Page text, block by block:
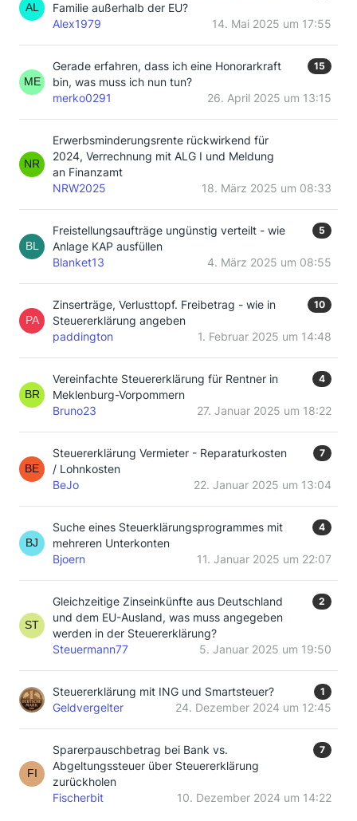
Familie außerhalb der EU?
Alex1979 14. Mai 2025 um 17:55
Gerade erfahren, dass ich eine Honorarkraft
bin, was muss ich nun tun?
15
merko0291 26. April 2025 um 13:15
Erwerbsminderungsrente rückwirkend für
2024, Verrechnung mit ALG I und Meldung
an Finanzamt
NRW2025
18. März 2025 um 08:33
Freistellungsaufträge ungünstig verteilt - wie
Anlage KAP ausfüllen
5
Blanket13 4. März 2025 um 08:55
Zinserträge, Verlusttopf. Freibetrag - wie in
Steuererklärung angeben
10
paddington 1. Februar 2025 um 14:48
Vereinfachte Steuererklärung für Rentner in
Meklenburg-Vorpommern
4
Bruno23 27. Januar 2025 um 18:22
Steuererklärung Vermieter - Reparaturkosten
/ Lohnkosten
7
BeJo 22. Januar 2025 um 13:04
Suche eines Steuerklärungsprogrammes mit
mehreren Unterkonten
4
Bjoern 11. Januar 2025 um 22:07
Gleichzeitige Zinseinkünfte aus Deutschland
und dem EU-Ausland, was muss angegeben
werden in der Steuererklärung?
2
Steuermann77 5. Januar 2025 um 19:50
Steuererklärung mit ING und Smartsteuer? 1
Geldvergelter 24. Dezember 2024 um 12:45
Sparerpauschbetrag bei Bank vs.
Abgeltungssteuer über Steuererklärung
zurückholen
7
Fischerbit 10. Dezember 2024 um 14:22